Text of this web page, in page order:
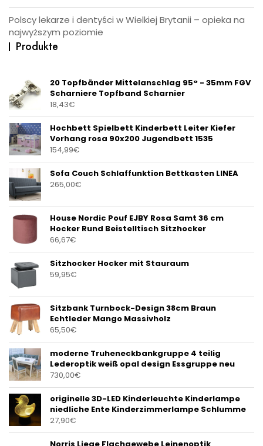
Polscy lekarze i dentyści w Wielkiej Brytanii – opieka na
najwyższym poziomie
Produkte
20 Topfbänder Mittelanschlag 95° - 35mm FGV
Scharniere Topfband Scharnier
18,43€
Hochbett Spielbett Kinderbett Leiter Kiefer
Vorhang rosa 90x200 Jugendbett 1535
154,99€
Sofa Couch Schlaffunktion Bettkasten LINEA
265,00€
House Nordic Pouf EJBY Rosa Samt 36 cm
Hocker Rund Beistelltisch Sitzhocker
66,67€
Sitzhocker Hocker mit Stauraum
59,95€
Sitzbank Turnbock-Design 38cm Braun
Echtleder Mango Massivholz
65,50€
moderne Truheneckbankgruppe 4 teilig
Lederoptik weiß opal design Essgruppe neu
730,00€
originelle 3D-LED Kinderleuchte Kinderlampe
niedliche Ente Kinderzimmerlampe Schlumme
27,90€